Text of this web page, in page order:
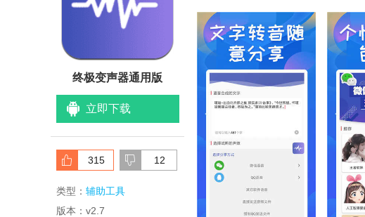
终极变声器通用版
立即下载
315 12
类型： 辅助工具
版本：v2.7